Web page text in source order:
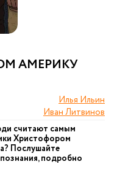
АМЕРИКУ
Илья Ильин
Иван Литвинов
считают самым
Христофором
Послушайте
подробно